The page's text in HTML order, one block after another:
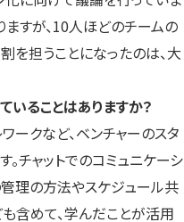
すが、10人ほどのチームの
を担うことになったのは、大
いることはありますか？
ークなど、ベンチャーのスタ
チャットでのコミュニケーシ
管理の方法やスケジュール共
含めて、学んだことが活用